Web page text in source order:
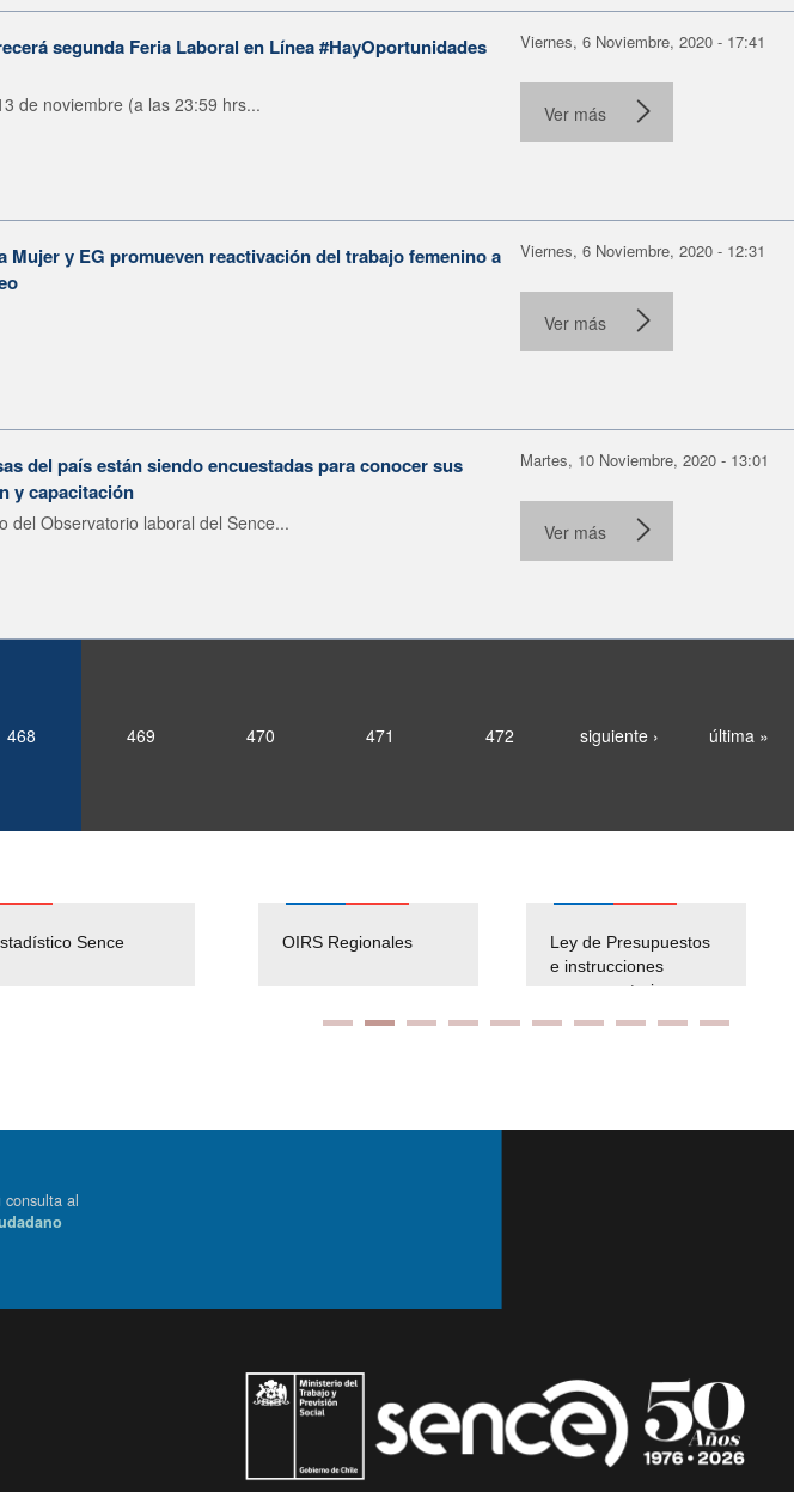
segunda Feria Laboral en Línea #HayOportunidades
de noviembre (a las 23:59 hrs...
Viernes, 6 Noviembre, 2020 - 17:41
Ver más
Mujer y EG promueven reactivación del trabajo femenino a
Viernes, 6 Noviembre, 2020 - 12:31
Ver más
del país están siendo encuestadas para conocer sus
y capacitación
del Observatorio laboral del Sence...
Martes, 10 Noviembre, 2020 - 13:01
Ver más
468 469 470 471 472 siguiente › última »
Sence
Solicitud Audiencias y
OIRS Regionales
Ley de Presupuestos
e instrucciones
presuspuetarias
su consulta al